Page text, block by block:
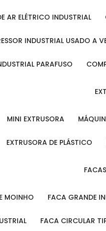
AR ELÉTRICO INDUSTRIAL
INDUSTRIAL USADO A
PARAFUSO
MINI EXTRUSORA
EXTRUSORA DE PLÁSTICO
MOINHO FACA GRANDE
FACA CIRCULAR